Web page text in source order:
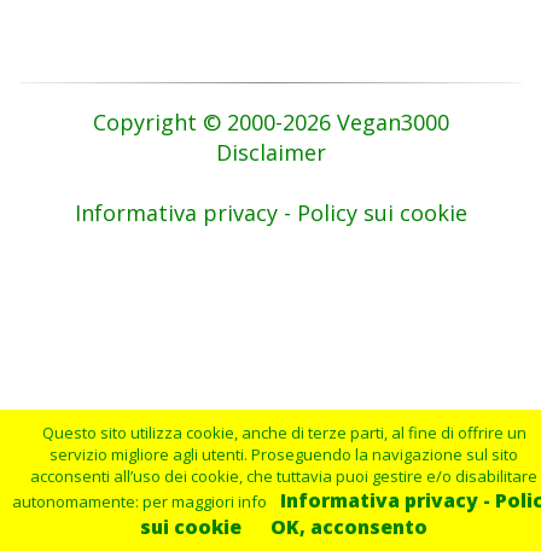
Copyright © 2000-2026 Vegan3000
Disclaimer
Informativa privacy - Policy sui cookie
Questo sito utilizza cookie, anche di terze parti, al fine di offrire un
servizio migliore agli utenti. Proseguendo la navigazione sul sito
acconsenti all’uso dei cookie, che tuttavia puoi gestire e/o disabilitare
autonomamente: per maggiori info
Informativa privacy -
sui cookie
OK, acconsento